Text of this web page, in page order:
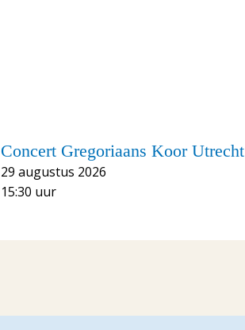
Concert Gregoriaans Koor Utrecht
29 augustus 2026
15:30 uur